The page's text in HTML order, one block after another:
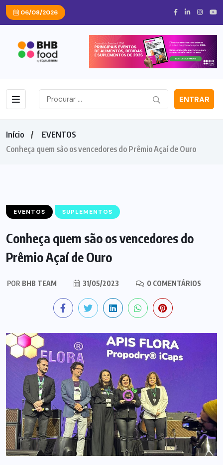
06/08/2026
ENTRAR
Início
EVENTOS
Conheça quem são os vencedores do Prêmio Açaí de Ouro
EVENTOS SUPLEMENTOS
Conheça quem são os vencedores do
Prêmio Açaí de Ouro
POR BHB TEAM 31/05/2023 0 COMENTÁRIOS